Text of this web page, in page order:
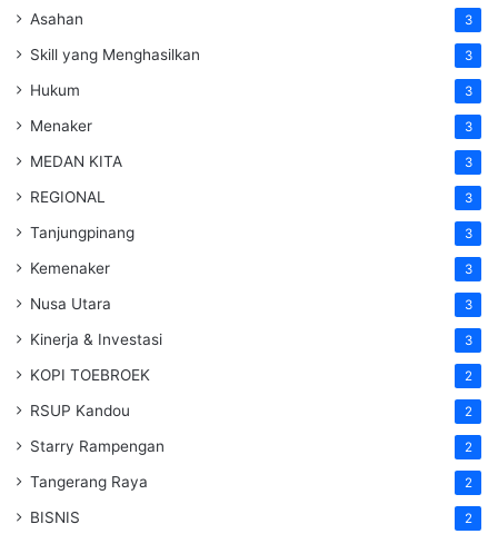
Asahan 3
Skill yang Menghasilkan 3
Hukum 3
Menaker 3
MEDAN KITA 3
REGIONAL 3
Tanjungpinang 3
Kemenaker 3
Nusa Utara 3
Kinerja & Investasi 3
KOPI TOEBROEK 2
RSUP Kandou 2
Starry Rampengan 2
Tangerang Raya 2
BISNIS 2